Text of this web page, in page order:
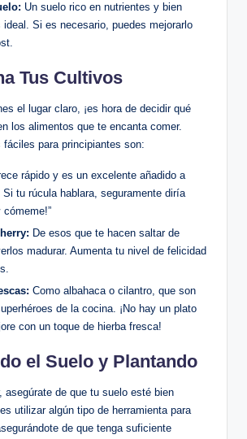
Un suelo rico en nutrientes y bien
ideal. Si es necesario, puedes mejorarlo
Tus Cultivos
el lugar claro, ¡es hora de decidir qué
los alimentos que te encanta comer.
para principiantes son:
rápido y es un excelente añadido a
Si tu rúcula hablara, seguramente diría
cómeme!”
De esos que te hacen saltar de
madurar. Aumenta tu nivel de felicidad
Como albahaca o cilantro, que son
de la cocina. ¡No hay un plato
con un toque de hierba fresca!
el Suelo y Plantando
asegúrate de que tu suelo esté bien
utilizar algún tipo de herramienta para
de que tenga suficiente